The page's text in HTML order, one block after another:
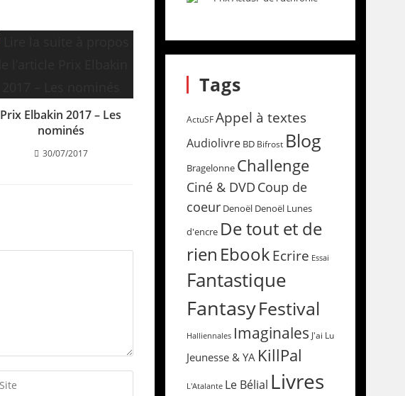
Prix Elbakin 2017 – Les
nominés
30/07/2017
Tags
ActuSF Appel à textes
Audiolivre BD Bifrost Blog
Bragelonne Challenge
Ciné & DVD Coup de
coeur Denoël Denoël Lunes
d'encre De tout et de
rien EbookEcrire Essai
Fantastique
FantasyFestival
Halliennales Imaginales J'ai Lu
Jeunesse & YA KillPal
L'Atalante Le Bélial Livres